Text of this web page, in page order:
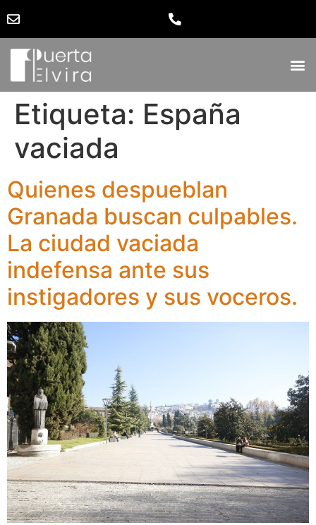
Etiqueta: España
vaciada
Quienes despueblan
Granada buscan culpables.
La ciudad vaciada
indefensa ante sus
instigadores y sus voceros.